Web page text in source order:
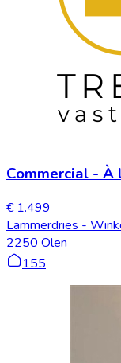
Commercial - À
€ 1.499
Lammerdries -
2250 Olen
155